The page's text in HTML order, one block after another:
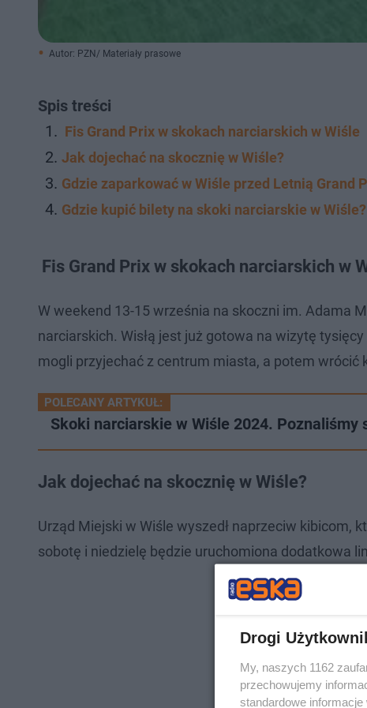
Autor: PZN/ Materiały prasowe
Spis treści
Fis Grand Prix w skokach narciarskich w Wiśle
Jak dojechać na skocznię w Wiśle?
Gdzie zaparkować w Wiśle przed Letnią Grand
Gdzie kupić bilety na skoki narciarskie w Wiśle?
Fis Grand Prix w skokach narciarskich w
W weekend 13-15 września na skoczni im. Adama
narciarskich. Wisłą jest już gotowa na wizytę
mogli przyjechać z centrum miasta, a potem
POLECANY ARTYKUŁ:
Skoki narciarskie w Wiśle 2024. Poznaliśmy
Jak dojechać na skocznię w Wiśle?
Urząd Miejski w Wiśle wyszedł naprzeciw kibicom,
sobotę i niedzielę będzie uruchomiona dodatkowa
Drogi
My, naszych 1162
przechowujemy
standardowe